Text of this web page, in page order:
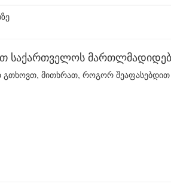
საქართველოს
გთხოვთ, მითხრათ, როგორ